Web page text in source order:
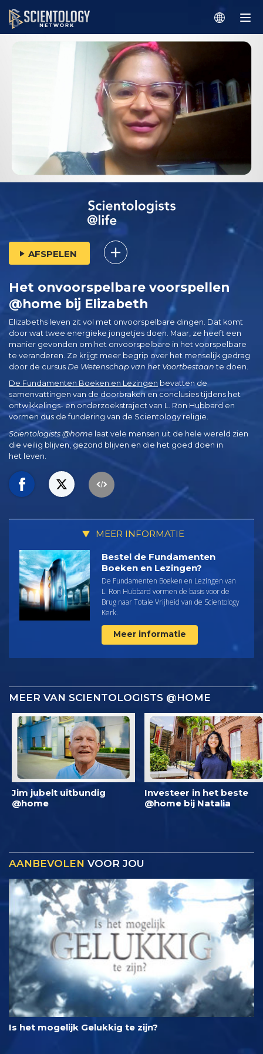
AFSPELEN
Het onvoorspelbare voorspellen
@home bij Elizabeth
Elizabeths leven zit vol met onvoorspelbare dingen. Dat komt
door wat twee energieke jongetjes doen. Maar, ze heeft een
manier gevonden om het onvoorspelbare in het voorspelbare
te veranderen. Ze krijgt meer begrip over het menselijk gedrag
door de cursus De Wetenschap van het Voortbestaan te doen.
De Fundamenten Boeken en Lezingen bevatten de
samenvattingen van de doorbraken en conclusies tijdens het
ontwikkelings- en onderzoekstraject van L. Ron Hubbard en
vormen dus de fundering van de Scientology religie.
Scientologists @home laat vele mensen uit de hele wereld zien
die veilig blijven, gezond blijven en die het goed doen in
het leven.
MEER INFORMATIE
Bestel de Fundamenten
Boeken en Lezingen?
De Fundamenten Boeken en Lezingen van
L. Ron Hubbard vormen de basis voor de
Brug naar Totale Vrijheid van de Scientology
Kerk.
Meer informatie
MEER VAN SCIENTOLOGISTS @HOME
Jim jubelt uitbundig
@home
Investeer in het beste
@home bij Natalia
AANBEVOLEN VOOR JOU
Is het mogelijk Gelukkig te zijn?